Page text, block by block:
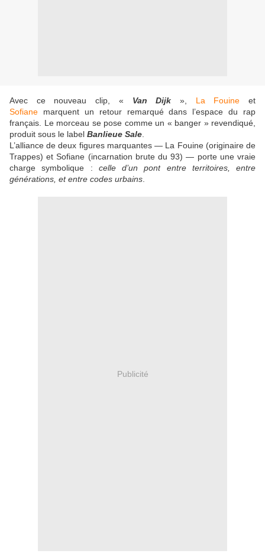
Avec ce nouveau clip, « Van Dijk », La Fouine et
Sofiane marquent un retour remarqué dans l’espace du rap
français. Le morceau se pose comme un « banger » revendiqué,
produit sous le label Banlieue Sale
L’alliance de deux figures marquantes — La Fouine (originaire de
Trappes) et Sofiane (incarnation brute du 93) — porte une vraie
charge symbolique : celle d’un pont entre territoires, entre
générations, et entre codes urbains
Publicité